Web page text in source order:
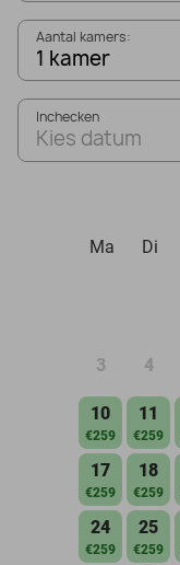
Aantal kamers:
1 kamer
Inchecken
Kies datum
Ma
Di
3 4
10
€259
11
€259
17
€259
18
€259
24
€259
25
€259